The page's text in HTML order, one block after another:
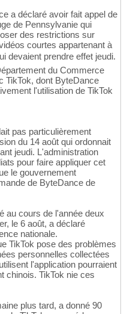
a déclaré avoir fait appel de
de Pennsylvanie qui
des restrictions sur
courtes appartenant à
devaient prendre effet jeudi.
du Commerce
TikTok, dont ByteDance
l'utilisation de TikTok
pas particulièrement
du 14 août qui ordonnait
jeudi. L'administration
pour faire appliquer cet
le gouvernement
de ByteDance de
au cours de l'année deux
le 6 août, a déclaré
nationale.
TikTok pose des problèmes
personnelles collectées
l'application pourraient
chinois. TikTok nie ces
plus tard, a donné 90